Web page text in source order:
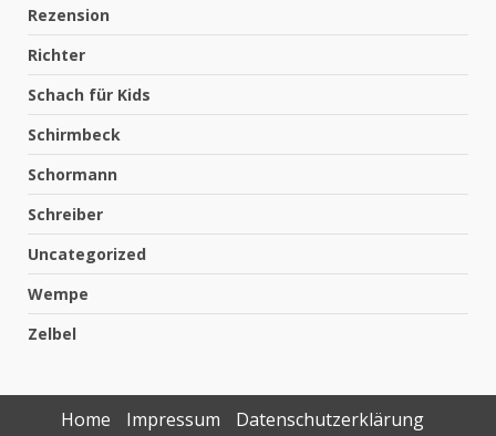
Rezension
Richter
Schach für Kids
Schirmbeck
Schormann
Schreiber
Uncategorized
Wempe
Zelbel
Home Impressum
Datenschutzerklärung